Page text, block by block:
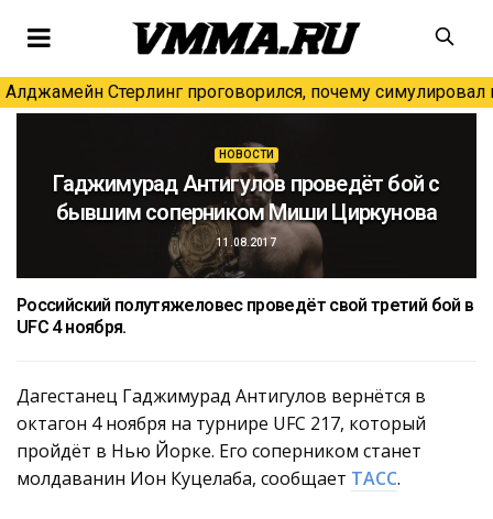
Алджамейн Стерлинг проговорился, почему симулировал
НОВОСТИ
Гаджимурад Антигулов проведёт бой с
бывшим соперником Миши Циркунова
11.08.2017
Российский полутяжеловес проведёт свой третий бой в
UFC 4 ноября.
Дагестанец Гаджимурад Антигулов вернётся в
октагон 4 ноября на турнире UFC 217, который
пройдёт в Нью Йорке. Его соперником станет
молдаванин Ион Куцелаба, сообщает ТАСС.